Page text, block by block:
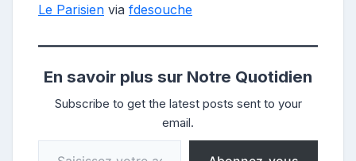
Le Parisien via fdesouche
En savoir plus sur Notre Quotidien
Subscribe to get the latest posts sent to your
email.
Saisissez votre adresse e-mail…